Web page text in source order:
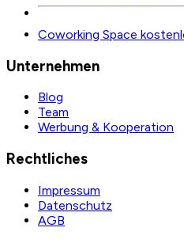
Coworking Space
Unternehmen
Blog
Team
Werbung & Kooperation
Rechtliches
Impressum
Datenschutz
AGB